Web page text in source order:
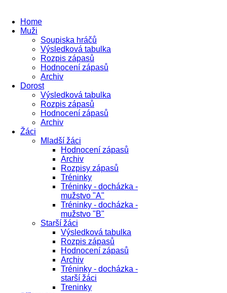
Home
Muži
Soupiska hráčů
Výsledková tabulka
Rozpis zápasů
Hodnocení zápasů
Archiv
Dorost
Výsledková tabulka
Rozpis zápasů
Hodnocení zápasů
Archiv
Žáci
Mladší žáci
Hodnocení zápasů
Archiv
Rozpisy zápasů
Tréninky
Tréninky - docházka -
mužstvo "A"
Tréninky - docházka -
mužstvo "B"
Starší žáci
Výsledková tabulka
Rozpis zápasů
Hodnocení zápasů
Archiv
Tréninky - docházka -
starší žáci
Treninky